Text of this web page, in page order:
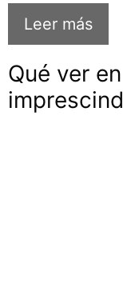
Leer más
Qué ver